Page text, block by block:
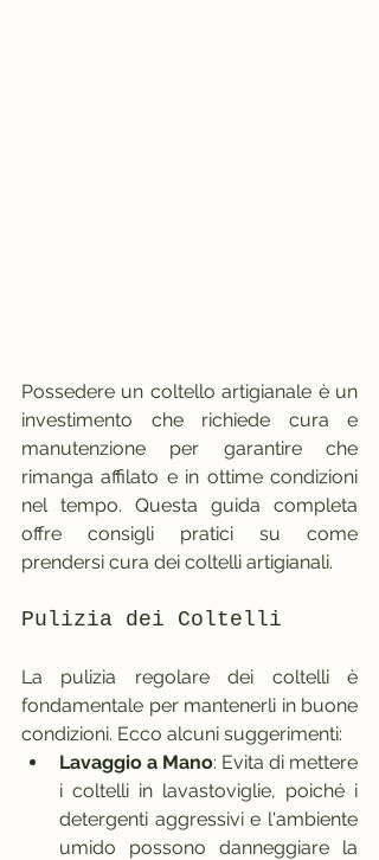
Possedere un coltello artigianale è un
investimento che richiede cura e
manutenzione per garantire che
rimanga affilato e in ottime condizioni
nel tempo. Questa guida completa
offre consigli pratici su come
prendersi cura dei coltelli artigianali.
Pulizia dei Coltelli
La pulizia regolare dei coltelli è
fondamentale per mantenerli in buone
condizioni. Ecco alcuni suggerimenti:
Lavaggio a Mano: Evita di mettere
i coltelli in lavastoviglie, poiché i
detergenti aggressivi e l'ambiente
umido possono danneggiare la